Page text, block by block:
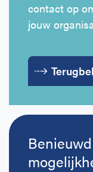
contact op
jouw